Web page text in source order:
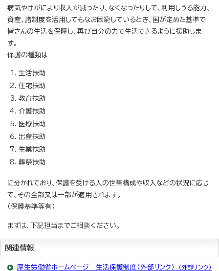
病気やけがにより収入が減ったり、なくなったりして、利用しうる能力、
資産、諸制度を活用してもなお困窮しているとき、国が定めた基準で
皆さんの生活を保障し、再び自分の力で生活できるように援助しま
す。
保護の種類は
生活扶助
住宅扶助
教育扶助
介護扶助
医療扶助
出産扶助
生業扶助
葬祭扶助
に分かれており、保護を受ける人の世帯構成や収入などの状況に応じ
て、その全部又は一部が適用されます。
（保護基準等有）
まずは、下記担当までご相談ください。
関連情報
厚生労働省ホームページ 生活保護制度（外部リンク） （外部リンク）